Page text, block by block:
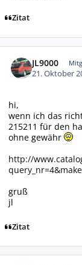
Zitat
JL9000
21. Oktober
hi,
wenn ich das
215211 für den
ohne gewähr
http://
gruß
jl
Zitat